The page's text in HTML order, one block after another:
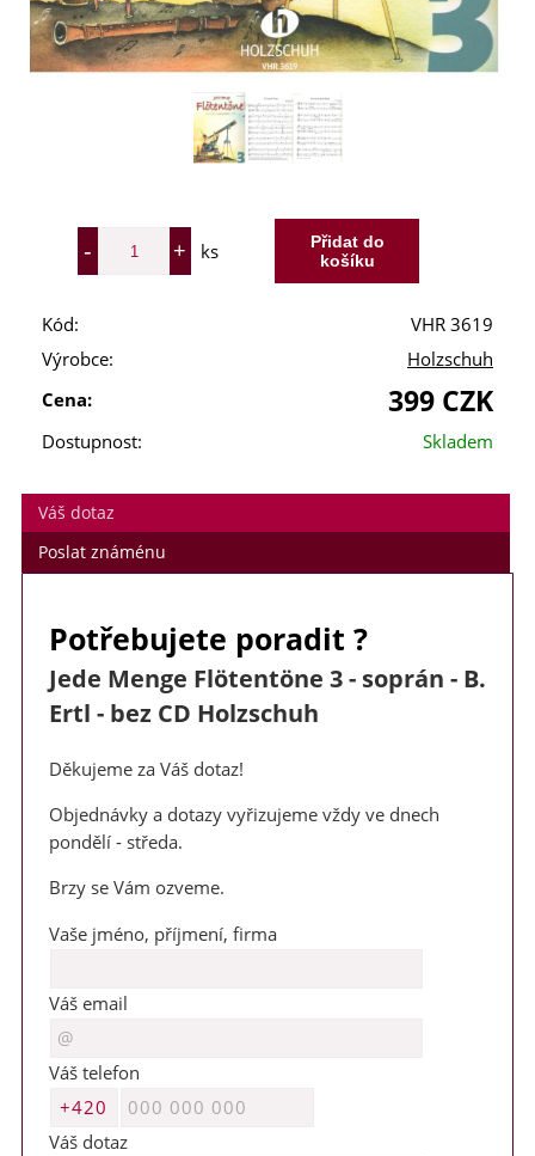
ks
Kód:
VHR 3619
Výrobce:
Holzschuh
Cena:
399 CZK
Dostupnost: Skladem
Váš dotaz
Poslat známénu
Potřebujete poradit ?
Jede Menge Flötentöne 3 - soprán - B.
Ertl - bez CD Holzschuh
Děkujeme za Váš dotaz!
Objednávky a dotazy vyřizujeme vždy ve dnech
pondělí - středa.
Brzy se Vám ozveme.
Vaše jméno, příjmení, firma
Váš email
Váš telefon
Váš dotaz